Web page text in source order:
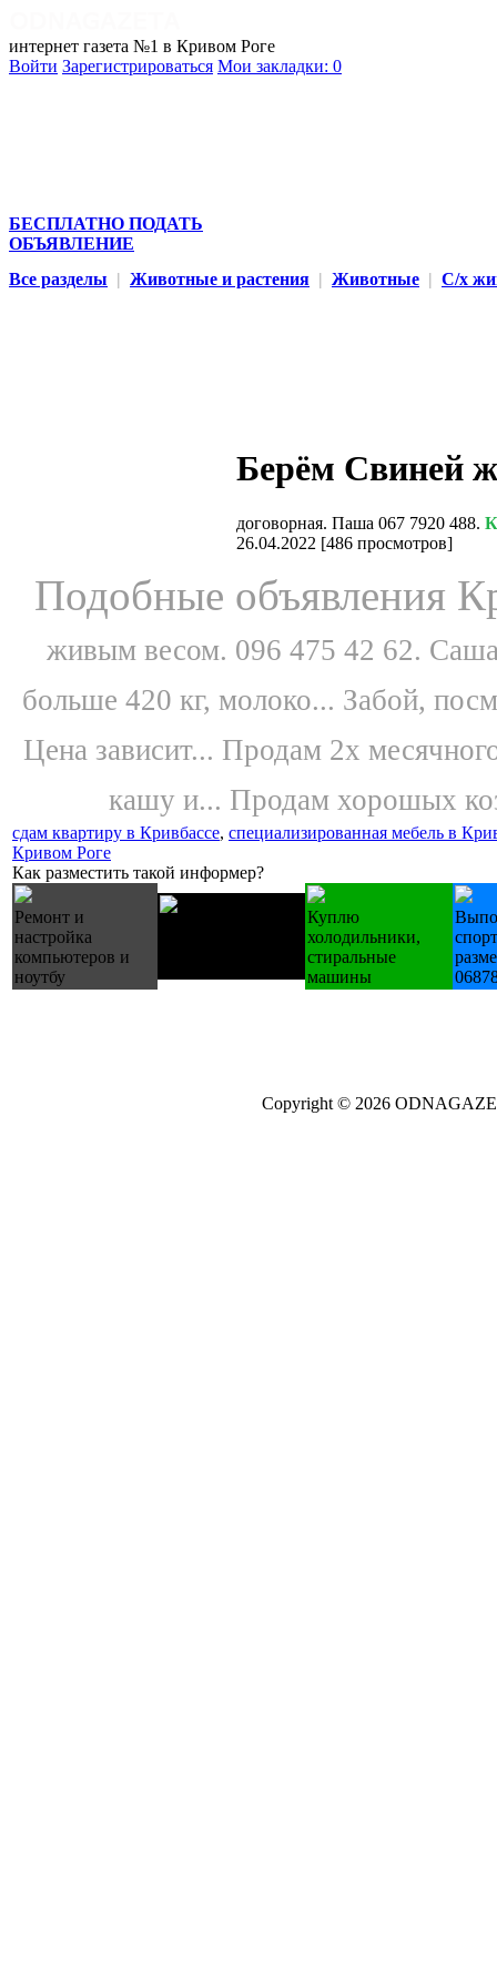
интернет газета №1 в Кривом Роге
Войти Зарегистрироваться Мои закладки: 0
БЕСПЛАТНО ПОДАТЬ
ОБЪЯВЛЕНИЕ
Все разделы | Животные и растения | Животные | С/х
Берём Свиней
договорная. Паша 067 7920 488.
26.04.2022 [486 просмотров]
Подобные объявления
живым весом. 096 475 42 62.
больше 420 кг, молоко... Забой,
Цена зависит... Продам 2х
кашу и... Продам хорошых
сдам квартиру в Кривбассе, специализированная мебель в
Кривом Роге
Как разместить такой информер?
Ремонт и
настройка
компьютеров и
ноутбу
Куплю
холодильники,
стиральные
машины
Copyright © 2026